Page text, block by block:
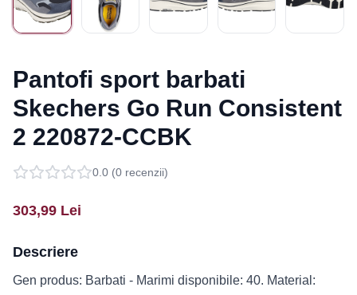
Pantofi sport barbati
Skechers Go Run Consistent
2 220872-CCBK
0.0 (0 recenzii)
303,99 Lei
Descriere
Gen produs: Barbati - Marimi disponibile: 40. Material: